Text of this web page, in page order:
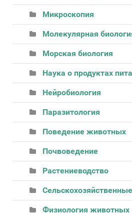
Микроскопия
Молекулярная
Морская биология
Наука о продуктах
Нейробиология
Паразитология
Поведение животных
Почвоведение
Растениеводство
Физиология животных